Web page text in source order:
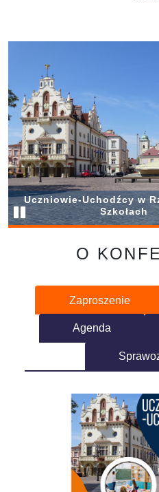
Badania w
O
Agenda